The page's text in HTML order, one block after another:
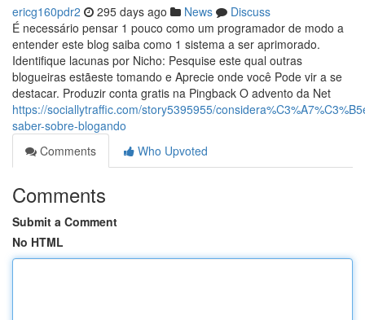
ericg160pdr2 295 days ago News
Discuss
É necessário pensar 1 pouco como um programador de modo a
entender este blog saiba como 1 sistema a ser aprimorado.
Identifique lacunas por Nicho: Pesquise este qual outras
blogueiras estãeste tomando e Aprecie onde você Pode vir a se
destacar. Produzir conta gratis na Pingback O advento da Net
https://sociallytraffic.com/story5395955/
saber-sobre-blogando
Comments
Who Upvoted
Comments
Submit a Comment
No HTML